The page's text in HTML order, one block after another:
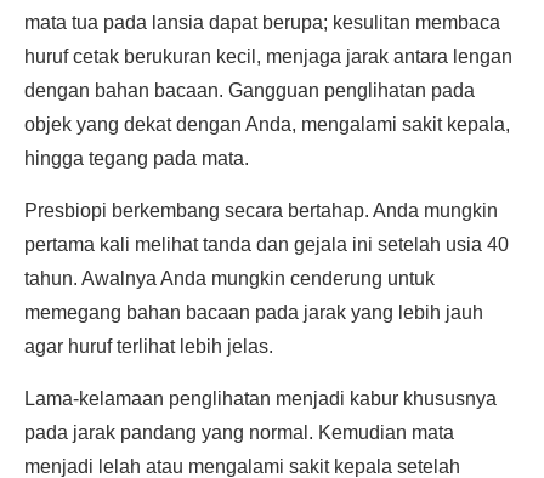
mata tua pada lansia dapat berupa; kesulitan membaca
huruf cetak berukuran kecil, menjaga jarak antara lengan
dengan bahan bacaan. Gangguan penglihatan pada
objek yang dekat dengan Anda, mengalami sakit kepala,
hingga tegang pada mata.
Presbiopi berkembang secara bertahap. Anda mungkin
pertama kali melihat tanda dan gejala ini setelah usia 40
tahun. Awalnya Anda mungkin cenderung untuk
memegang bahan bacaan pada jarak yang lebih jauh
agar huruf terlihat lebih jelas.
Lama-kelamaan penglihatan menjadi kabur khususnya
pada jarak pandang yang normal. Kemudian mata
menjadi lelah atau mengalami sakit kepala setelah